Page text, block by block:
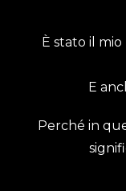
È stato il
E
Perché in